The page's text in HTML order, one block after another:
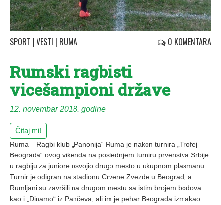
SPORT | VESTI | RUMA 0 KOMENTARA
Rumski ragbisti
vicešampioni države
12. novembar 2018. godine
Čitaj mi!
Ruma – Ragbi klub „Panonija“ Ruma je nakon turnira „Trofej
Beograda“ ovog vikenda na poslednjem turniru prvenstva Srbije
u ragbiju za juniore osvojio drugo mesto u ukupnom plasmanu.
Turnir je odigran na stadionu Crvene Zvezde u Beograd, a
Rumljani su završili na drugom mestu sa istim brojem bodova
kao i „Dinamo“ iz Pančeva, ali im je pehar Beograda izmakao